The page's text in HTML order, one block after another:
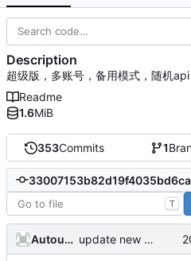
353Commits 1
T
AutoupdateRobot update new randapi
Description
超级版，多账号，备用模式，随机api
Readme
1.6MiB